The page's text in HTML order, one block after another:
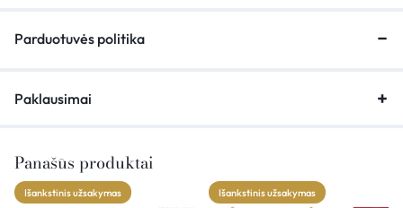
Parduotuvės politika
Paklausimai
Panašūs produktai
Išankstinis užsakymas Išankstinis užsakymas